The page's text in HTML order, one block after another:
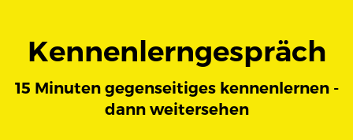
Kennenlerngespräch
15 Minuten gegenseitiges kennenlernen -
dann weitersehen